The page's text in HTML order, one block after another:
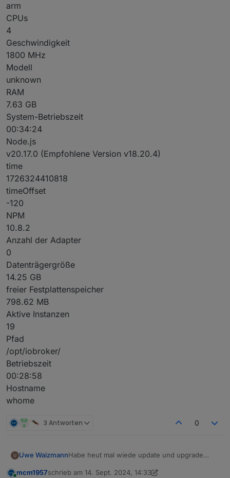
arm
CPUs
4
Geschwindigkeit
1800 MHz
Modell
unknown
RAM
7.63 GB
System-Betriebszeit
00:34:24
Node.js
v20.17.0 (Empfohlene Version v18.20.4)
time
1726324410818
timeOffset
-120
NPM
10.8.2
Anzahl der Adapter
0
Datenträgergröße
14.25 GB
freier Festplattenspeicher
798.62 MB
Aktive Instanzen
19
Pfad
/opt/iobroker/
Betriebszeit
00:28:58
Hostname
whome
3 Antworten 0
Uwe WaizmannHabe heut mal wiede update und upgrade
Jetzt ist die Platte voll und ich hab keine
$ df -h
mcm1957schrieb am 14. Sept. 2024, 14:33